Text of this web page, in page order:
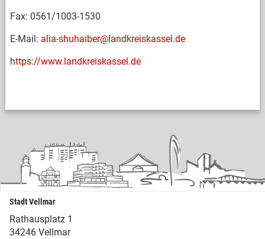
Fax: 0561/1003-1530
E-Mail: alia-shuhaiber@landkreiskassel.de
https://www.landkreiskassel.de
Stadt Vellmar
Rathausplatz 1
34246 Vellmar